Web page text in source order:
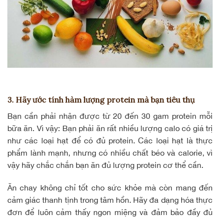
3. Hãy ước tính hàm lượng protein mà bạn tiêu thụ
Bạn cần phải nhận được từ 20 đến 30 gam protein mỗi
bữa ăn. Vì vậy: Bạn phải ăn rất nhiều lượng calo có giá trị
như các loại hạt để có đủ protein. Các loại hạt là thực
phẩm lành mạnh, nhưng có nhiều chất béo và calorie, vì
vậy hãy chắc chắn bạn ăn đủ lượng protein cơ thể cần.
Ăn chay không chỉ tốt cho sức khỏe mà còn mang đến
cảm giác thanh tịnh trong tâm hồn. Hãy đa dạng hóa thực
đơn để luôn cảm thấy ngon miệng và đảm bảo đầy đủ